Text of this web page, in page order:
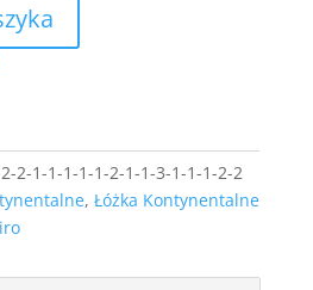
2-1-1-1-1-1-2-1-1-3-1-1-1-2-2
, Łóżka Kontynentalne